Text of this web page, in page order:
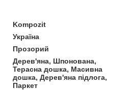
Kompozit
Україна
Прозорий
Дерев'яна, Шпонована,
Терасна дошка, Масивна
дошка, Дерев'яна підлога,
Паркет